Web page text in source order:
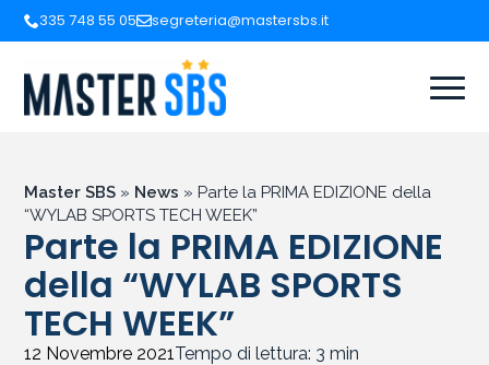
335 748 55 05 segreteria@mastersbs.it
Master SBS » News » Parte la PRIMA EDIZIONE della
“WYLAB SPORTS TECH WEEK”
Parte la PRIMA EDIZIONE
della “WYLAB SPORTS
TECH WEEK”
12 Novembre 2021Tempo di lettura: 3 min